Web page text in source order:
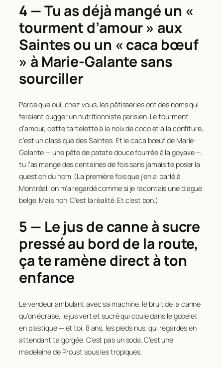
4 — Tu as déjà mangé un «
tourment d’amour » aux
Saintes ou un « caca bœuf
» à Marie-Galante sans
sourciller
Parce que oui, chez vous, les pâtisseries ont des noms qui
feraient bugger un nutritionniste parisien. Le tourment
d’amour, cette tartelette à la noix de coco et à la confiture,
c’est un classique des Saintes. Et le caca bœuf de Marie-
Galante — une pâte de patate douce fourrée à la goyave —,
tu l’as mangé des centaines de fois sans jamais te poser la
question du nom. (La première fois que j’en ai parlé à
Montréal, on m’a regardé comme si je racontais une blague
belge. Mais non. C’est la réalité. Et c’est bon.)
5 — Le jus de canne à sucre
pressé au bord de la route,
ça te ramène direct à ton
enfance
Le vendeur ambulant avec sa machine, le bruit de la canne
qu’on écrase, le jus vert et sucré qui coule dans le gobelet
en plastique — et toi, 8 ans, les pieds nus, qui regardes en
attendant ta gorgée. C’est pas un soda. C’est une
madeleine de Proust sous les tropiques.